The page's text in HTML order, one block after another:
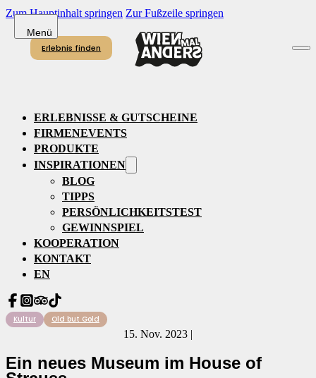
Zum Hauptinhalt springen Zur Fußzeile springen
Erlebnis finden
ERLEBNISSE & GUTSCHEINE
FIRMENEVENTS
PRODUKTE
INSPIRATIONEN
BLOG
TIPPS
PERSÖNLICHKEITSTEST
GEWINNSPIEL
KOOPERATION
KONTAKT
EN
15. Nov. 2023 |
Kultur Old but Gold
Ein neues Museum im House of